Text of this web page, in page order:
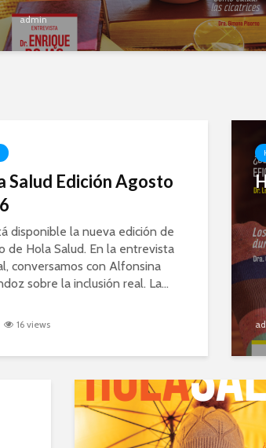
admin
Salud Edición Agosto
disponible la nueva edición de
de Hola Salud. En la entrevista
conversamos con Alfonsina
sobre la inclusión real. La...
16 views